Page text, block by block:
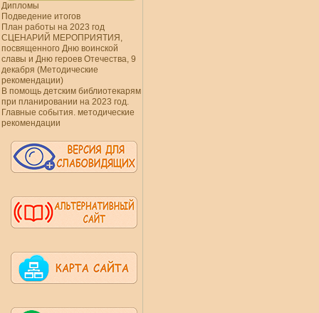
Дипломы
Подведение итогов
План работы на 2023 год
СЦЕНАРИЙ МЕРОПРИЯТИЯ,
посвященного Дню воинской
славы и Дню героев Отечества, 9
декабря (Методические
рекомендации)
В помощь детским библиотекарям
при планировании на 2023 год.
Главные события. методические
рекомендации